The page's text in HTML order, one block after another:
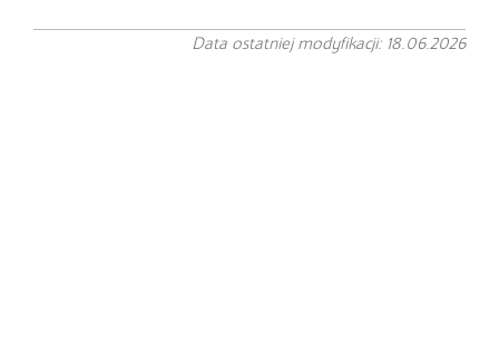
Data ostatniej modyfikacji: 18.06.2026